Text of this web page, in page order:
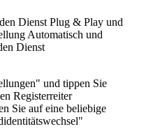
Dienst Plug & Play und
Automatisch und
Dienst
und tippen Sie
Registerreiter
Sie auf eine beliebige